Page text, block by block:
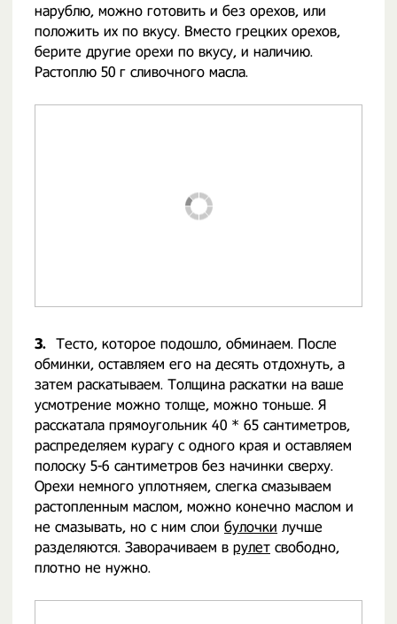
нарублю, можно готовить и без орехов, или
положить их по вкусу. Вместо грецких орехов,
берите другие орехи по вкусу, и наличию.
Растоплю 50 г сливочного масла.
3. Тесто, которое подошло, обминаем. После
обминки, оставляем его на десять отдохнуть, а
затем раскатываем. Толщина раскатки на ваше
усмотрение можно толще, можно тоньше. Я
расскатала прямоугольник 40 * 65 сантиметров,
распределяем курагу с одного края и оставляем
полоску 5-6 сантиметров без начинки сверху.
Орехи немного уплотняем, слегка смазываем
растопленным маслом, можно конечно маслом и
не смазывать, но с ним слои булочки лучше
разделяются. Заворачиваем в рулет свободно,
плотно не нужно.